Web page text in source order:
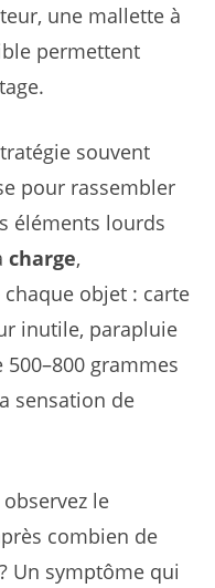
une mallette à
permettent
souvent
pour rassembler
éléments lourds
charge,
objet : carte
inutile, parapluie
grammes
sensation de
le
combien de
Un symptôme qui